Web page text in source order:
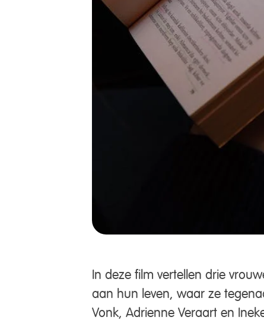
In deze film vertellen drie
aan hun leven, waar ze
Vonk, Adrienne Veraart en